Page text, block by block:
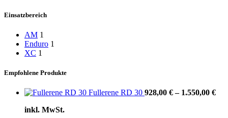
Einsatzbereich
AM 1
Enduro 1
XC 1
Empfohlene Produkte
Fullerene RD 30 928,00 €– 1.550,00 €
inkl. MwSt.